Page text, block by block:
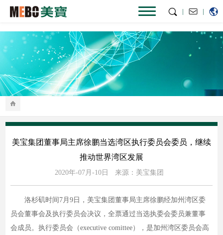
|
|
美宝集团董事局主席徐鹏当选湾区执行委员会委员，继续
推动世界湾区发展
2020年-07月-10日 来源：美宝集团
洛杉矶时间7月9日，美宝集团董事局主席徐鹏经加州湾区委
员会董事会及执行委员会决议，全票通过当选执委会委员兼董事
会成员。执行委员会（executive comittee），是加州湾区委员会高